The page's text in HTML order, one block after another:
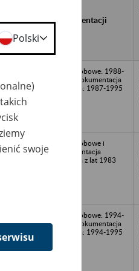
w
dokumentacji
Akta osobowe: 1988-
1995; dokumentacja
płacowa: 1987-1995
Akta osobowe i
dokumentacja
płacowa z lat 1983
Akta osobowe: 1994-
1997; dokumentacja
płacowa: 1994-1995
Polski
swoje